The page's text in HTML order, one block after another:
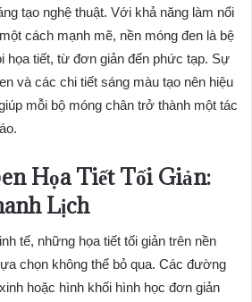
tạo nghệ thuật. Với khả năng làm nổi
cách mạnh mẽ, nền móng đen là bệ
họa tiết, từ đơn giản đến phức tạp. Sự
và các chi tiết sáng màu tạo nên hiệu
mỗi bộ móng chân trở thành một tác
Họa Tiết Tối Giản:
Lịch
tế, những họa tiết tối giản trên nền
chọn không thể bỏ qua. Các đường
hoặc hình khối hình học đơn giản